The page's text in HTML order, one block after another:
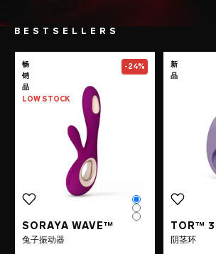
BESTSELLERS
Go to theSORAYA Wave™
畅
销
品
LOW STOCK
-24%
SORAYA WAVE™
兔子振动器
Color
Color
Color
新
品
TOR™ 3
阴茎环